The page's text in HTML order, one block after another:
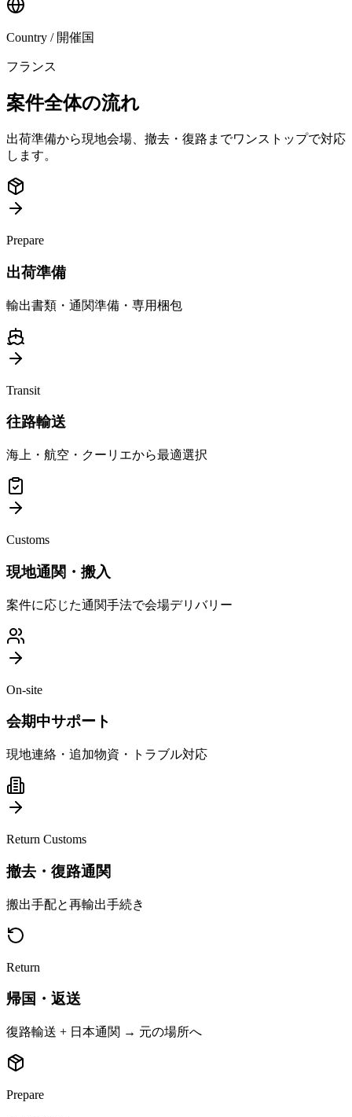
Country / 開催国
フランス
案件全体の流れ
出荷準備から現地会場、撤去・復路までワンストップで対応
します。
Prepare
出荷準備
輸出書類・通関準備・専用梱包
Transit
往路輸送
海上・航空・クーリエから最適選択
Customs
現地通関・搬入
案件に応じた通関手法で会場デリバリー
On-site
会期中サポート
現地連絡・追加物資・トラブル対応
Return Customs
撤去・復路通関
搬出手配と再輸出手続き
Return
帰国・返送
復路輸送 + 日本通関 → 元の場所へ
Prepare